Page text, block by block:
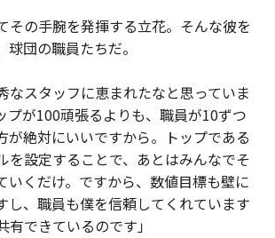
その手腕を発揮する立花。そんな彼を
団の職員たちだ。
なスタッフに恵まれたなと思っていま
プが100頑張るよりも、職員が10ずつ
が絶対にいいですから。トップである
を設定することで、あとはみんなでそ
いくだけ。ですから、数値目標も壁に
し、職員も僕を信頼してくれています
有できているのです」